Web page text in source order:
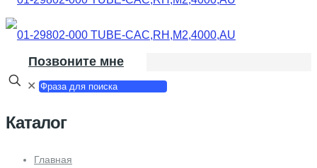
Позвоните мне
✕
Каталог
Главная